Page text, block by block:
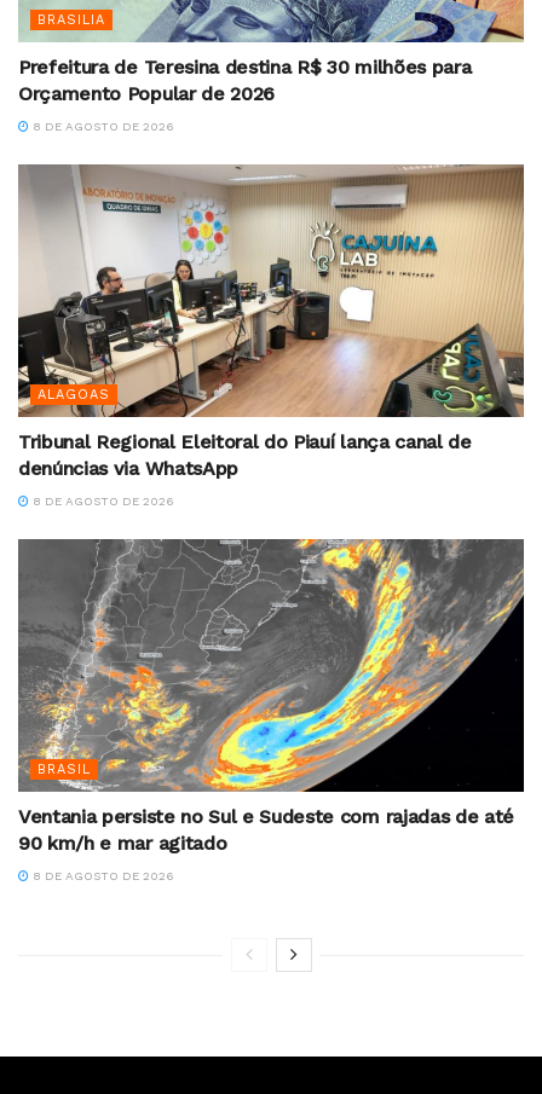
BRASILIA
Prefeitura de Teresina destina R$ 30 milhões para
Orçamento Popular de 2026
8 DE AGOSTO DE 2026
ALAGOAS
Tribunal Regional Eleitoral do Piauí lança canal de
denúncias via WhatsApp
8 DE AGOSTO DE 2026
BRASIL
Ventania persiste no Sul e Sudeste com rajadas de até
90 km/h e mar agitado
8 DE AGOSTO DE 2026